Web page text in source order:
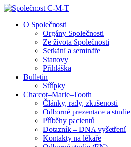
↓
O Společnosti
Orgány Společnosti
Ze života Společnosti
Setkání a semináře
Stanovy
Přihláška
Bulletin
Střípky
Charcot–Marie–Tooth
Články, rady, zkušenosti
Odborné prezentace a studie
Příběhy pacientů
Dotazník – DNA vyšetření
Kontakty na lékaře